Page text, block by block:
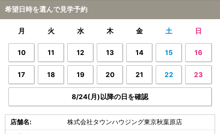
希望日時を選んで見学予約
月 火 水 木 金 土 日
10 11 12 13 14 15 16
17 18 19 20 21 22 23
8/24(月)以降の日を確認
店舗名: 株式会社タウンハウジング東京秋葉原店